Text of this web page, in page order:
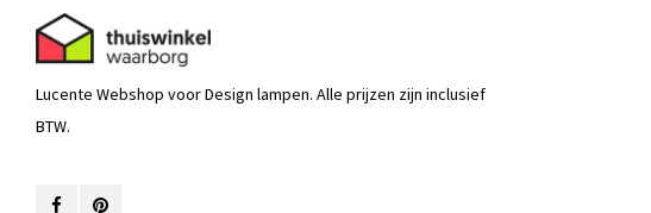
Lucente Webshop voor Design lampen. Alle prijzen zijn inclusief
BTW.